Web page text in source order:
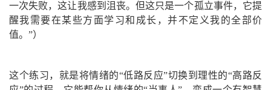
一次失败，这让我感到沮丧。但这只是一个孤立事件，它提
醒我需要在某些方面学习和成长，并不定义我的全部价
值。”）
这个练习，就是将情绪的“低路反应”切换到理性的“高路反